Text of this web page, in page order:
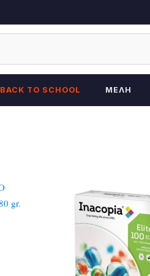
BACK TO SCHOOL ΜΈΛΗ